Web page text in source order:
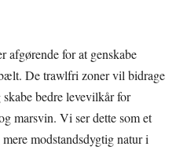
afgørende for at genskabe
De trawlfri zoner vil bidrage
bedre levevilkår for
marsvin. Vi ser dette som et
modstandsdygtig natur i